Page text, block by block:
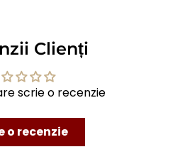
Clienți
scrie o recenzie
o recenzie